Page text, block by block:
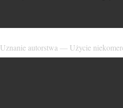
Uznanie autorstwa — Użycie